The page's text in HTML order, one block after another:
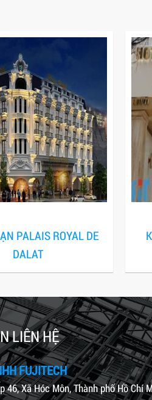
PALAIS ROYAL DE
DALAT
LIÊN HỆ
FUJITECH
46, Xã Hóc Môn, Thành phố Hồ Chí